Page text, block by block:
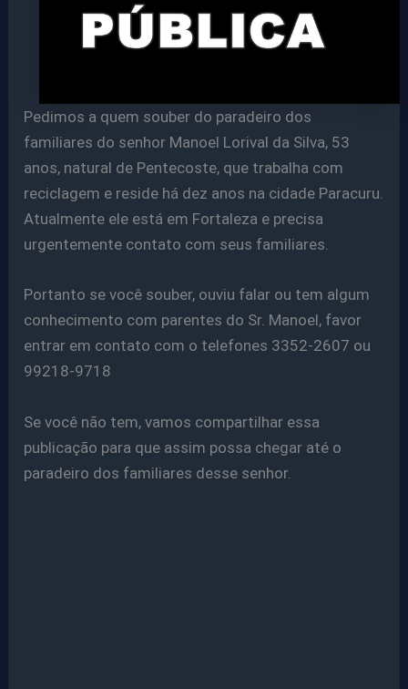
Pedimos a quem souber do paradeiro dos
familiares do senhor Manoel Lorival da Silva, 53
anos, natural de Pentecoste, que trabalha com
reciclagem e reside há dez anos na cidade Paracuru.
Atualmente ele está em Fortaleza e precisa
urgentemente contato com seus familiares.
Portanto se você souber, ouviu falar ou tem algum
conhecimento com parentes do Sr. Manoel, favor
entrar em contato com o telefones 3352-2607 ou
99218-9718
Se você não tem, vamos compartilhar essa
publicação para que assim possa chegar até o
paradeiro dos familiares desse senhor.